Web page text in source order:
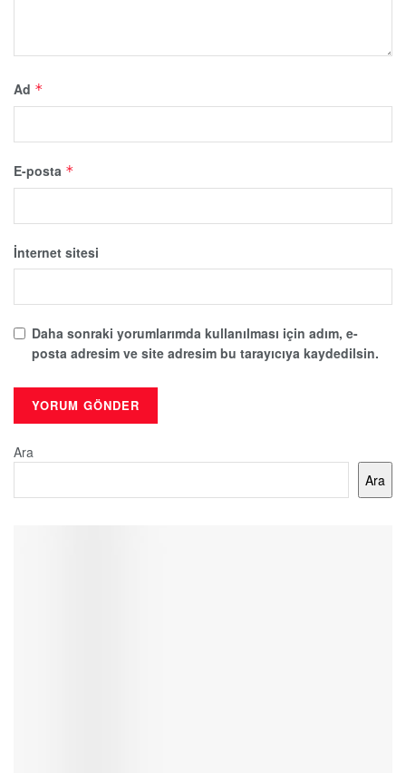
Ad *
E-posta *
İnternet sitesi
Daha sonraki yorumlarımda kullanılması için adım, e-
posta adresim ve site adresim bu tarayıcıya kaydedilsin.
Ara
Ara